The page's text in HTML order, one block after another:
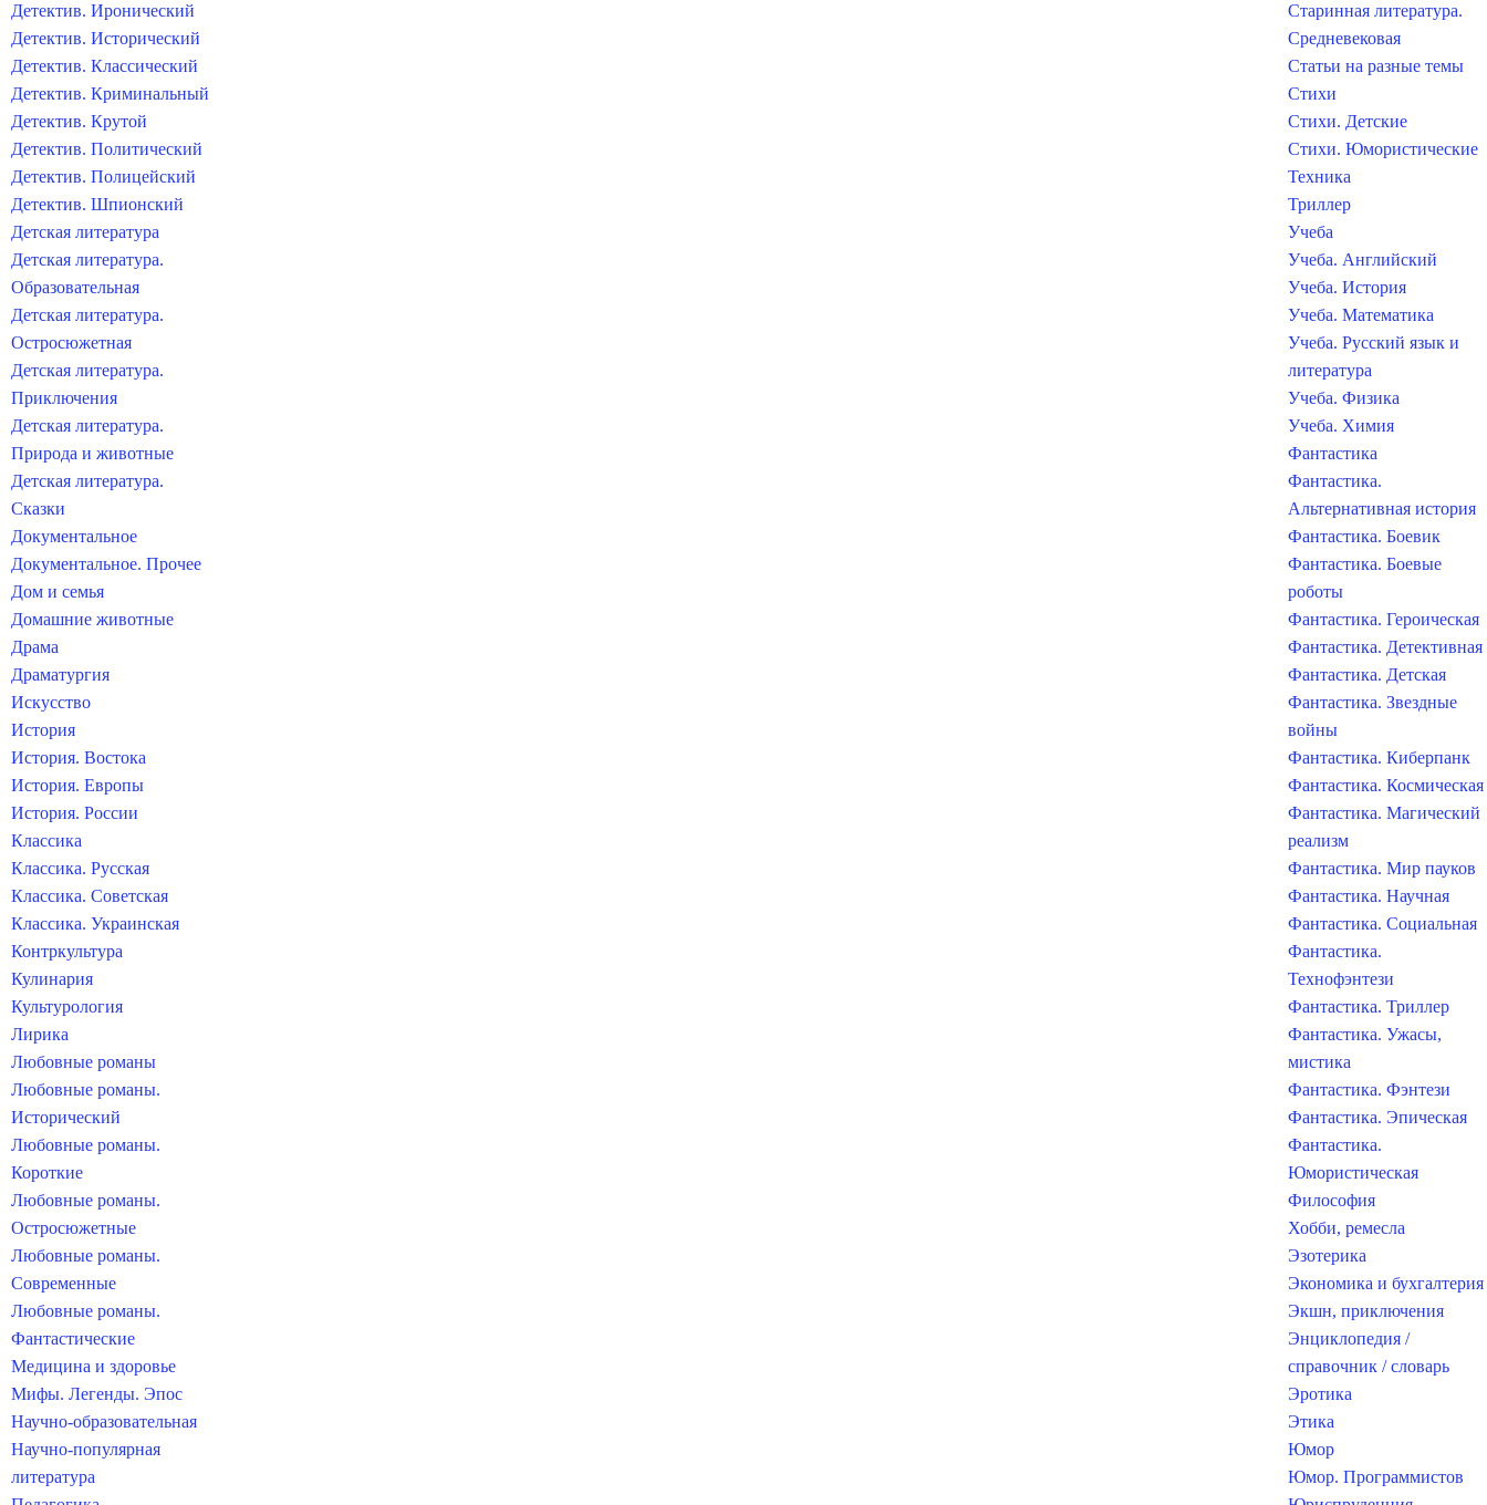
Детектив. Иронический
Детектив. Исторический
Детектив. Классический
Детектив. Криминальный
Детектив. Крутой
Детектив. Политический
Детектив. Полицейский
Детектив. Шпионский
Детская литература
Детская литература.
Образовательная
Детская литература.
Остросюжетная
Детская литература.
Приключения
Детская литература.
Природа и животные
Детская литература.
Сказки
Документальное
Документальное. Прочее
Дом и семья
Домашние животные
Драма
Драматургия
Искусство
История
История. Востока
История. Европы
История. России
Классика
Классика. Русская
Классика. Советская
Классика. Украинская
Контркультура
Кулинария
Культурология
Лирика
Любовные романы
Любовные романы.
Исторический
Любовные романы.
Короткие
Любовные романы.
Остросюжетные
Любовные романы.
Современные
Любовные романы.
Фантастические
Медицина и здоровье
Мифы. Легенды. Эпос
Научно-образовательная
Научно-популярная
литература
Старинная литература.
Средневековая
Статьи на разные темы
Стихи
Стихи. Детские
Стихи. Юмористические
Техника
Триллер
Учеба
Учеба. Английский
Учеба. История
Учеба. Математика
Учеба. Русский язык и
литература
Учеба. Физика
Учеба. Химия
Фантастика
Фантастика.
Альтернативная история
Фантастика. Боевик
Фантастика. Боевые
роботы
Фантастика. Героическая
Фантастика. Детективная
Фантастика. Детская
Фантастика. Звездные
войны
Фантастика. Киберпанк
Фантастика. Космическая
Фантастика. Магический
реализм
Фантастика. Мир пауков
Фантастика. Научная
Фантастика. Социальная
Фантастика.
Технофэнтези
Фантастика. Триллер
Фантастика. Ужасы,
мистика
Фантастика. Фэнтези
Фантастика. Эпическая
Фантастика.
Юмористическая
Философия
Хобби, ремесла
Эзотерика
Экономика и бухгалтерия
Экшн, приключения
Энциклопедия /
справочник / словарь
Эротика
Этика
Юмор
Юмор. Программистов